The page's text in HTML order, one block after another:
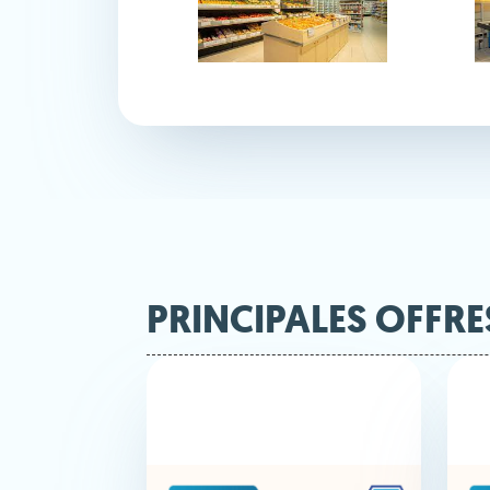
PRINCIPALES